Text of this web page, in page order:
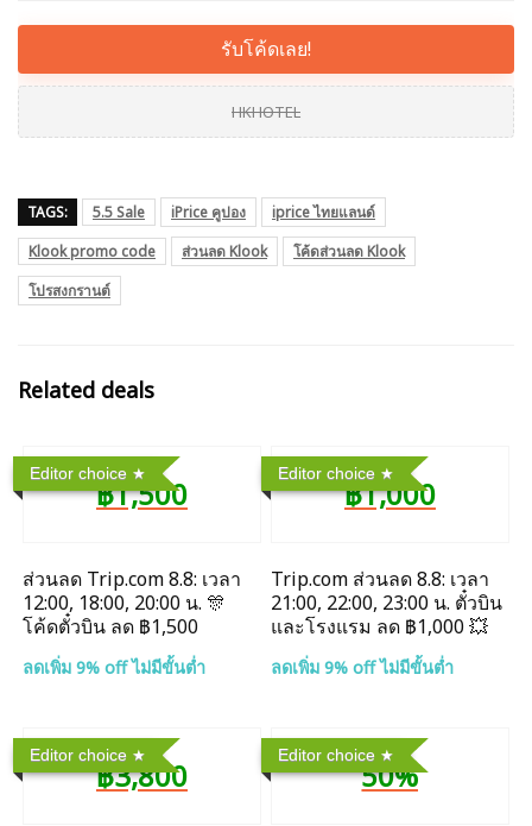
รับโค้ดเลย!
HKHOTEL
TAGS: 5.5 Sale iPrice คูปอง
iprice ไทยแลนด์
Klook promo code
ส่วนลด Klook
โค้ดส่วนลด Klook
โปรสงกรานต์
Related deals
Editor choice
฿1,500
ส่วนลด Trip.com 8.8: เวลา
12:00, 18:00, 20:00 น. 🎊
โค้ดตั๋วบิน ลด ฿1,500
ลดเพิ่ม 9% off ไม่มีขั้นต่ำ
Editor choice
฿1,000
Trip.com ส่วนลด 8.8: เวลา
21:00, 22:00, 23:00 น. ตั๋วบิน
และโรงแรม ลด ฿1,000 💥
ลดเพิ่ม 9% off ไม่มีขั้นต่ำ
Editor choice
฿3,800
Editor choice
50%